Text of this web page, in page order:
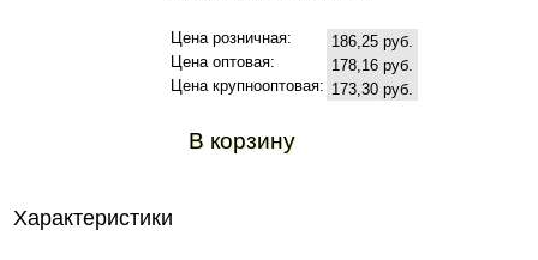
Цена розничная:
186,25 руб.
Цена оптовая:
178,16 руб.
Цена крупнооптовая: 173,30 руб.
В корзину
Характеристики